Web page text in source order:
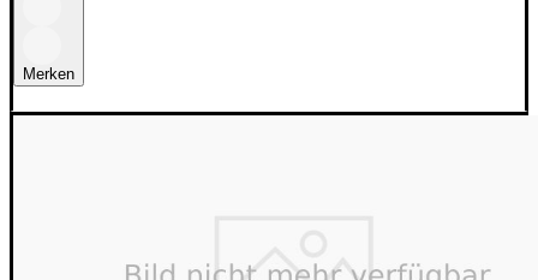
Merken